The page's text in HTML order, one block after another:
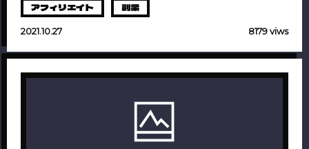
アフィリエイト 副業
2021.10.27 8179 viws